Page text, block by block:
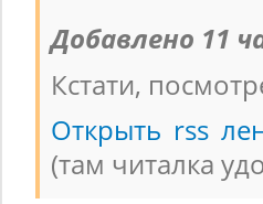
Добавлено 11
Кстати,
Открыть rss
(там читалка